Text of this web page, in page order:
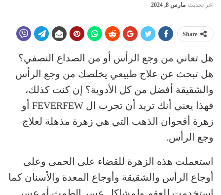
اخر تحديث مارس 8, 2024
Share
هل تعاني من وجع الرأس أو من الصداع النصفي؟
هل تبحث عن علاج طبيعي يخلصك من وجع الرأس
والشقيقة أفضل من كل الأدوية؟ إن كنت كذلك،
فهذا يعني أنك تريد أن تجرب ال FEVERFEW أو
زهرة أقحوان الذهب التي هي زهرة مذهلة لعلاج
وجع الرأس.
استعملت هذه الزهرة للقضاء على الحمى وعلى
أوجاع الرأس والشقيقة وأوجاع المعدة والأسنان كما